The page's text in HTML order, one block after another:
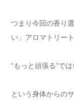
つまり今回の香り
い」アロマトリー
“もっと頑張る”で
という身体からの